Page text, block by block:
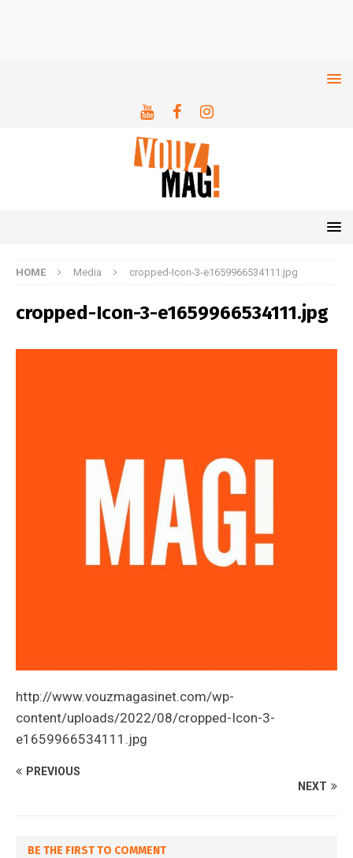
HOME Media cropped-Icon-3-e1659966534111.jpg
cropped-Icon-3-e1659966534111.jpg
http://www.vouzmagasinet.com/wp-
content/uploads/2022/08/cropped-Icon-3-
e1659966534111.jpg
PREVIOUS
NEXT
BE THE FIRST TO COMMENT